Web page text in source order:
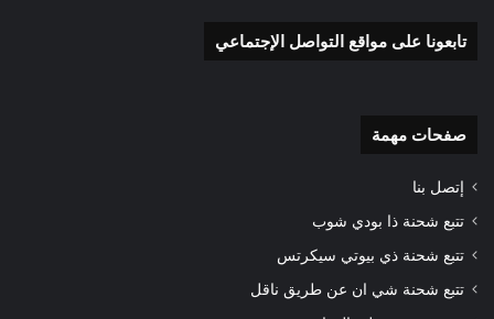
تابعونا على مواقع التواصل الإجتماعي
صفحات مهمة
إتصل بنا
تتبع شحنة ذا بودي شوب
تتبع شحنة ذي بيوتي سيكرتس
تتبع شحنة شي ان عن طريق ناقل